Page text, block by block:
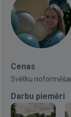
Cenas
Svētku
Darbu piemēri